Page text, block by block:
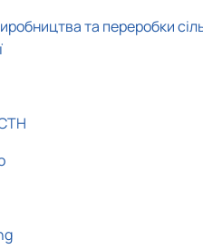
та переробки